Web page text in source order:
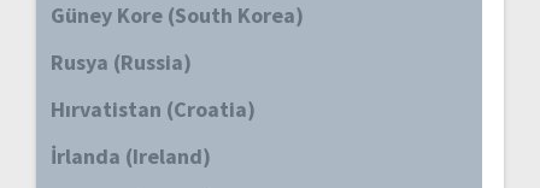
Güney Kore (South Korea)
Rusya (Russia)
Hırvatistan (Croatia)
İrlanda (Ireland)